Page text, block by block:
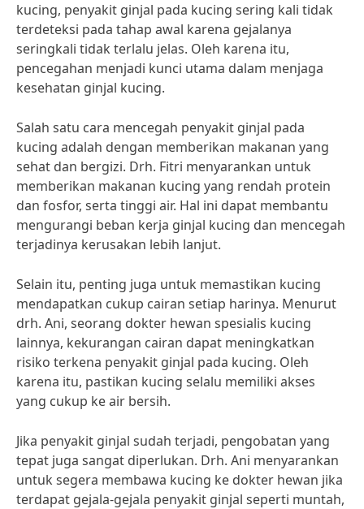
kucing, penyakit ginjal pada kucing sering kali tidak
terdeteksi pada tahap awal karena gejalanya
seringkali tidak terlalu jelas. Oleh karena itu,
pencegahan menjadi kunci utama dalam menjaga
kesehatan ginjal kucing.
Salah satu cara mencegah penyakit ginjal pada
kucing adalah dengan memberikan makanan yang
sehat dan bergizi. Drh. Fitri menyarankan untuk
memberikan makanan kucing yang rendah protein
dan fosfor, serta tinggi air. Hal ini dapat membantu
mengurangi beban kerja ginjal kucing dan mencegah
terjadinya kerusakan lebih lanjut.
Selain itu, penting juga untuk memastikan kucing
mendapatkan cukup cairan setiap harinya. Menurut
drh. Ani, seorang dokter hewan spesialis kucing
lainnya, kekurangan cairan dapat meningkatkan
risiko terkena penyakit ginjal pada kucing. Oleh
karena itu, pastikan kucing selalu memiliki akses
yang cukup ke air bersih.
Jika penyakit ginjal sudah terjadi, pengobatan yang
tepat juga sangat diperlukan. Drh. Ani menyarankan
untuk segera membawa kucing ke dokter hewan jika
terdapat gejala-gejala penyakit ginjal seperti muntah,